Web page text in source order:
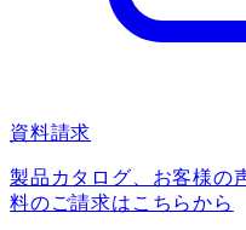
資料請求
製品カタログ、お客様の
料のご請求はこちらから